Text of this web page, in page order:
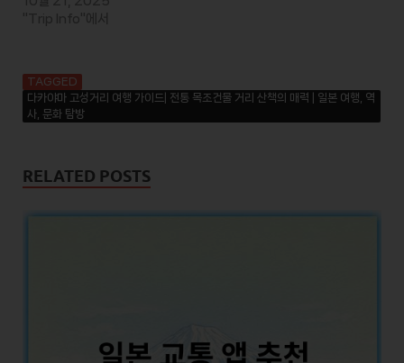
TAGGED
다카야마 고성거리 여행 가이드| 전통 목조건물 거리 산책의 매력 | 일본 여행, 역
사, 문화 탐방
RELATED POSTS